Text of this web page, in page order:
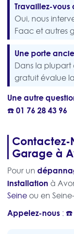
Travaillez-
Oui, nous
Faac et autres
Une porte
Dans la plupart
gratuit évalue
Une autre
☎️01 76 28 43 96
Contactez-
Garage à
Pour un
installation à
Seineou en
Appelez-nous : ☎️